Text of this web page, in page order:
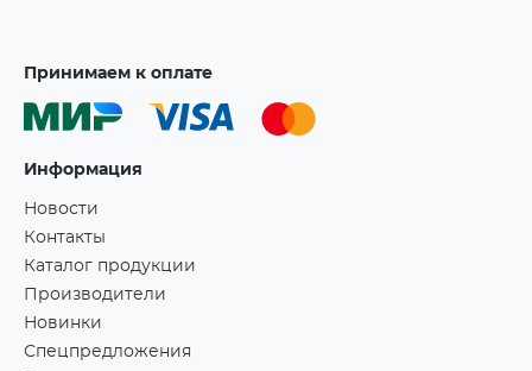
Принимаем к оплате
Информация
Новости
Контакты
Каталог продукции
Производители
Новинки
Спецпредложения